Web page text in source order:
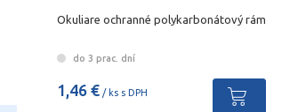
Okuliare ochranné polykarbonátový rám
do 3 prac. dní
1,46 € / ks s DPH